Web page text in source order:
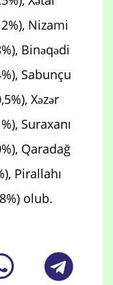
Nizami
Binəqədi
Sabunçu
Xəzər
Suraxanı
Qaradağ
Pirallahı
olub.